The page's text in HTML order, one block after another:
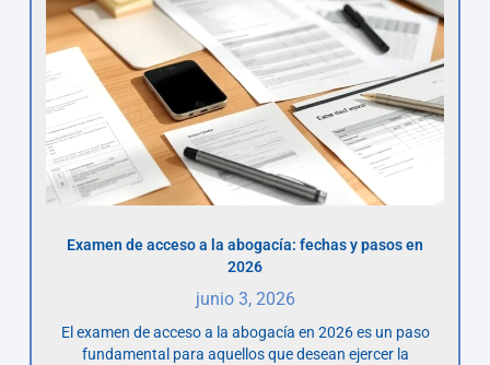
Examen de acceso a la abogacía: fechas y pasos en
2026
junio 3, 2026
El examen de acceso a la abogacía en 2026 es un paso
fundamental para aquellos que desean ejercer la